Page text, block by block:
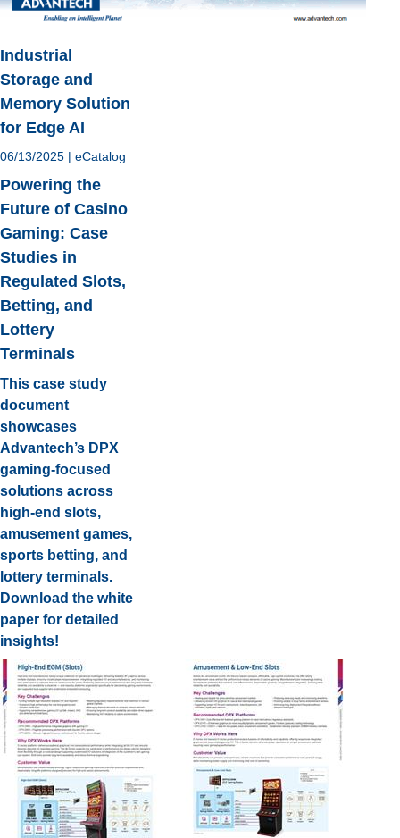
Industrial
Storage and
Memory Solution
for Edge AI
06/13/2025 | eCatalog
Powering the
Future of Casino
Gaming: Case
Studies in
Regulated Slots,
Betting, and
Lottery
Terminals
This case study
document
showcases
Advantech’s DPX
gaming-focused
solutions across
high-end slots,
amusement games,
sports betting, and
lottery terminals.
Download the white
paper for detailed
insights!